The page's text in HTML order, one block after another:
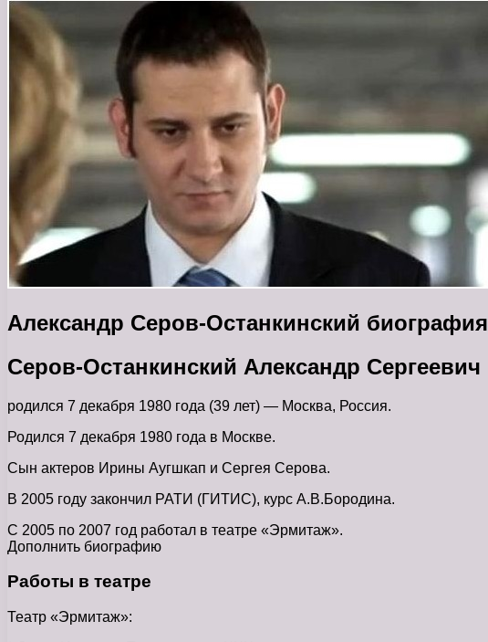
Александр Серов-Останкинский биография
Серов-Останкинский Александр Сергеевич
родился 7 декабря 1980 года (39 лет) — Москва, Россия.
Родился 7 декабря 1980 года в Москве.
Сын актеров Ирины Аугшкап и Сергея Серова.
В 2005 году закончил РАТИ (ГИТИС), курс А.В.Бородина.
С 2005 по 2007 год работал в театре «Эрмитаж».
Дополнить биографию
Работы в театре
Театр «Эрмитаж»: